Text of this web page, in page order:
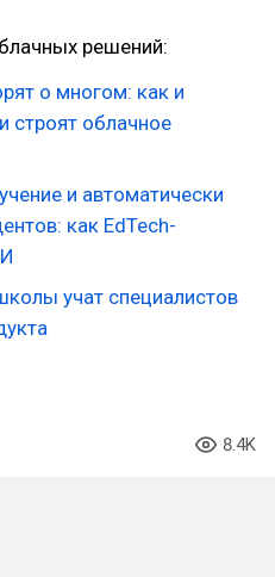
решений:
о многом: как и
строят облачное
и автоматически
как EdTech-
учат специалистов
8.4K